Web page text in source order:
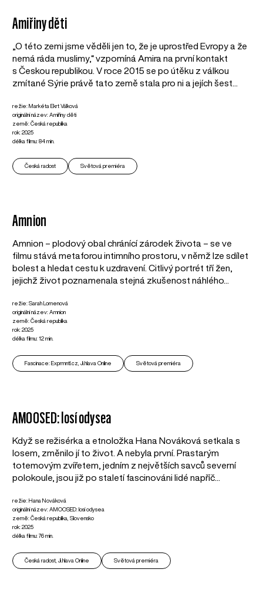
Amiřiny děti
„O této zemi jsme věděli jen to, že je uprostřed Evropy a že
nemá ráda muslimy,“ vzpomíná Amira na první kontakt
s Českou republikou. V roce 2015 se po útěku z válkou
zmítané Sýrie právě tato země stala pro ni a jejích šest...
režie: Markéta Ekrt Válková
originální název: Amiřiny děti
země: Česká republika
rok: 2025
délka filmu: 84 min.
Česká radost Světová premiéra
Amnion
Amnion – plodový obal chránící zárodek života – se ve
filmu stává metaforou intimního prostoru, v němž lze sdílet
bolest a hledat cestu k uzdravení. Citlivý portrét tří žen,
jejichž život poznamenala stejná zkušenost náhlého...
režie: Sarah Lomenová
originální název: Amnion
země: Česká republika
rok: 2025
délka filmu: 12 min.
Fascinace: Exprmntl.cz, Ji.hlava Online Světová premiéra
AMOOSED: losí odysea
Když se režisérka a etnoložka Hana Nováková setkala s
losem, změnilo jí to život. A nebyla první. Prastarým
totemovým zvířetem, jedním z největších savců severní
polokoule, jsou již po staletí fascinováni lidé napříč...
režie: Hana Nováková
originální název: AMOOSED: losí odysea
země: Česká republika, Slovensko
rok: 2025
délka filmu: 76 min.
Česká radost, Ji.hlava Online Světová premiéra